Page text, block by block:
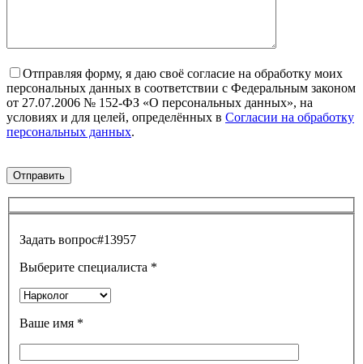
Отправляя форму, я даю своё согласие на обработку моих
персональных данных в соответствии с Федеральным законом
от 27.07.2006 № 152-ФЗ «О персональных данных», на
условиях и для целей, определённых в Согласии на обработку
персональных данных.
Задать вопрос#13957
Выберите специалиста *
Ваше имя *